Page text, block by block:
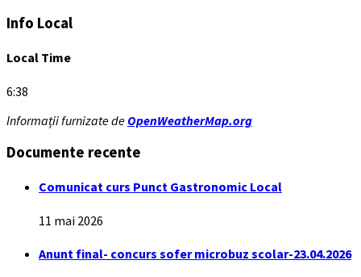
Info Local
Local Time
6:38
Informații furnizate de OpenWeatherMap.org
Documente recente
Comunicat curs Punct Gastronomic Local
11 mai 2026
Anunt final- concurs sofer microbuz scolar-23.04.2026